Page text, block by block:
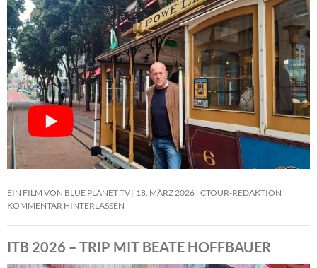
EIN FILM VON BLUE PLANET TV 18. MÄRZ 2026 CTOUR-REDAKTION
KOMMENTAR HINTERLASSEN
ITB 2026 – TRIP MIT BEATE HOFFBAUER